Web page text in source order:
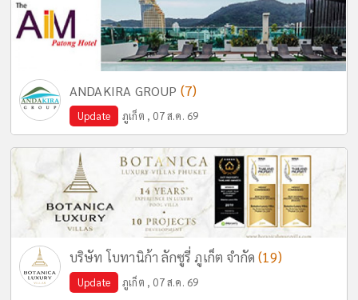
ANDAKIRA GROUP (7)
Update ภูเก็ต , 07 ส.ค. 69
บริษัท โบทานิก้า ลักซูรี่ ภูเก็ต จำกัด(19)
Update ภูเก็ต , 07 ส.ค. 69